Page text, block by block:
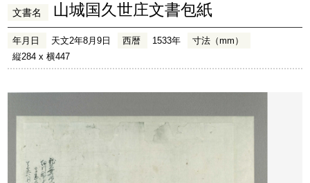
文書名 山城国久世庄文書包紙
年月日 天文2年8月9日 西暦 1533年
寸法（mm）
縦284 x 横447